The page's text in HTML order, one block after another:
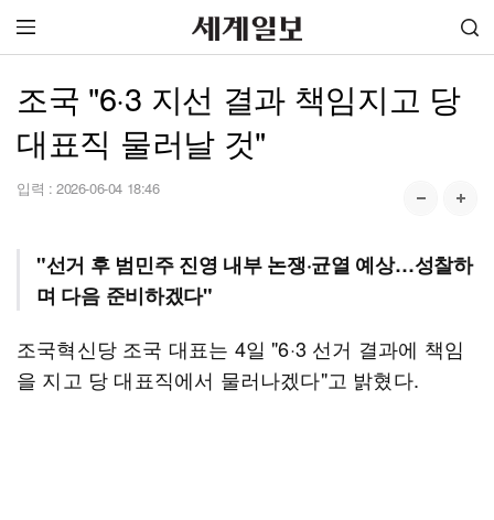
조국 "6·3 지선 결과 책임지고 당
대표직 물러날 것"
입력 : 2026-06-04 18:46
"선거 후 범민주 진영 내부 논쟁·균열 예상…성찰하
며 다음 준비하겠다"
조국혁신당 조국 대표는 4일 "6·3 선거 결과에 책임
을 지고 당 대표직에서 물러나겠다"고 밝혔다.